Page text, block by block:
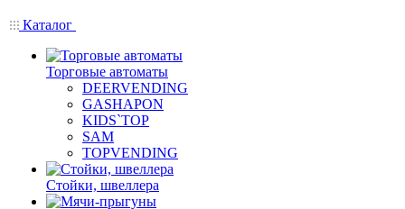
Каталог
Торговые автоматы
DEERVENDING
GASHAPON
KIDS`TOP
SAM
TOPVENDING
Стойки, швеллера